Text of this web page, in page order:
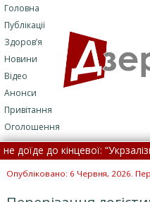
Головна
Публікації
Здоров’я
Новини
Відео
Анонси
Привітання
Оголошення
до кінцевої:
лікарку, яка подала
Опубліковано: 6 Червня, 2026.